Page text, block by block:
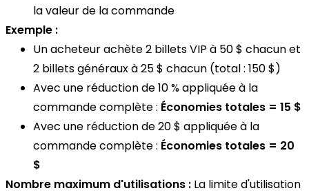
la valeur de la commande
Exemple :
Un acheteur achète 2 billets VIP à 50 $ chacun et
2 billets généraux à 25 $ chacun (total : 150 $)
Avec une réduction de 10 % appliquée à la
commande complète : Économies totales = 15 $
Avec une réduction de 20 $ appliquée à la
commande complète : Économies totales = 20
$
Nombre maximum d'utilisations : La limite d'utilisation